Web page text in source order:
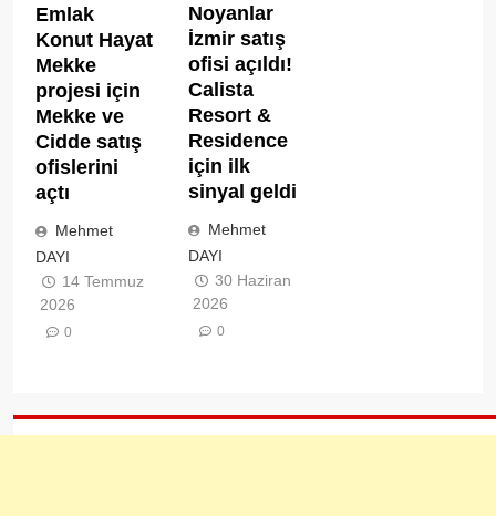
Emlak
Konut Hayat
Mekke
projesi için
Mekke ve
Cidde satış
ofislerini
açtı
Mehmet
DAYI
14 Temmuz
2026
0
Noyanlar
İzmir satış
ofisi açıldı!
Calista
Resort &
Residence
için ilk
sinyal geldi
Mehmet
DAYI
30 Haziran
2026
0